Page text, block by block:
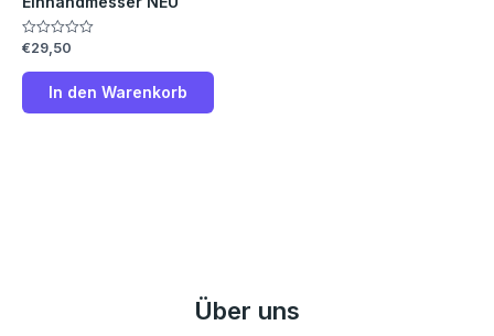
Bewertet
0
€29,50
In den Warenkorb
Über uns